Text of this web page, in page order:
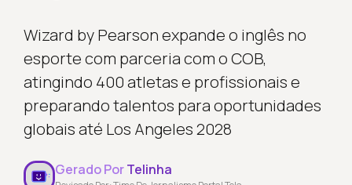
Wizard by Pearson expande o inglês no
esporte com parceria com o COB,
atingindo 400 atletas e profissionais e
preparando talentos para oportunidades
globais até Los Angeles 2028
Gerado PorTelinha